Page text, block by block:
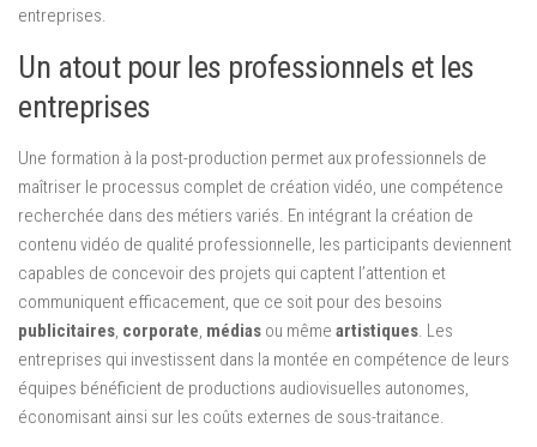
entreprises.
Un atout pour les professionnels et les
entreprises
Une formation à la post-production permet aux professionnels de
maîtriser le processus complet de création vidéo, une compétence
recherchée dans des métiers variés. En intégrant la création de
contenu vidéo de qualité professionnelle, les participants deviennent
capables de concevoir des projets qui captent l’attention et
communiquent efficacement, que ce soit pour des besoins
publicitaires, corporate, médias ou même artistiques. Les
entreprises qui investissent dans la montée en compétence de leurs
équipes bénéficient de productions audiovisuelles autonomes,
économisant ainsi sur les coûts externes de sous-traitance.